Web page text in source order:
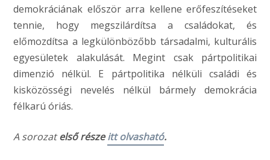
demokráciának először arra kellene erőfeszítéseket
tennie, hogy megszilárdítsa a családokat, és
előmozdítsa a legkülönbözőbb társadalmi, kulturális
egyesületek alakulását. Megint csak pártpolitikai
dimenzió nélkül. E pártpolitika nélküli családi és
kisközösségi nevelés nélkül bármely demokrácia
félkarú óriás.
A sorozatelső részeitt olvasható.